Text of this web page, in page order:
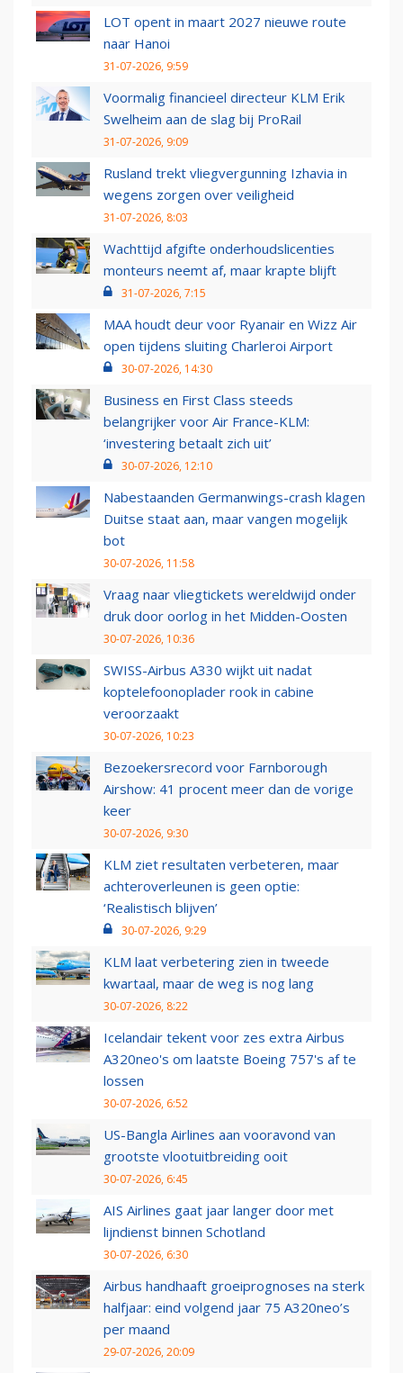
LOT opent in maart 2027 nieuwe route
naar Hanoi
31-07-2026, 9:59
Voormalig financieel directeur KLM Erik
Swelheim aan de slag bij ProRail
31-07-2026, 9:09
Rusland trekt vliegvergunning Izhavia in
wegens zorgen over veiligheid
31-07-2026, 8:03
Wachttijd afgifte onderhoudslicenties
monteurs neemt af, maar krapte blijft
31-07-2026, 7:15
MAA houdt deur voor Ryanair en Wizz Air
open tijdens sluiting Charleroi Airport
30-07-2026, 14:30
Business en First Class steeds
belangrijker voor Air France-KLM:
‘investering betaalt zich uit’
30-07-2026, 12:10
Nabestaanden Germanwings-crash klagen
Duitse staat aan, maar vangen mogelijk
bot
30-07-2026, 11:58
Vraag naar vliegtickets wereldwijd onder
druk door oorlog in het Midden-Oosten
30-07-2026, 10:36
SWISS-Airbus A330 wijkt uit nadat
koptelefoonoplader rook in cabine
veroorzaakt
30-07-2026, 10:23
Bezoekersrecord voor Farnborough
Airshow: 41 procent meer dan de vorige
keer
30-07-2026, 9:30
KLM ziet resultaten verbeteren, maar
achteroverleunen is geen optie:
‘Realistisch blijven’
30-07-2026, 9:29
KLM laat verbetering zien in tweede
kwartaal, maar de weg is nog lang
30-07-2026, 8:22
Icelandair tekent voor zes extra Airbus
A320neo's om laatste Boeing 757's af te
lossen
30-07-2026, 6:52
US-Bangla Airlines aan vooravond van
grootste vlootuitbreiding ooit
30-07-2026, 6:45
AIS Airlines gaat jaar langer door met
lijndienst binnen Schotland
30-07-2026, 6:30
Airbus handhaaft groeiprognoses na sterk
halfjaar: eind volgend jaar 75 A320neo’s
per maand
29-07-2026, 20:09